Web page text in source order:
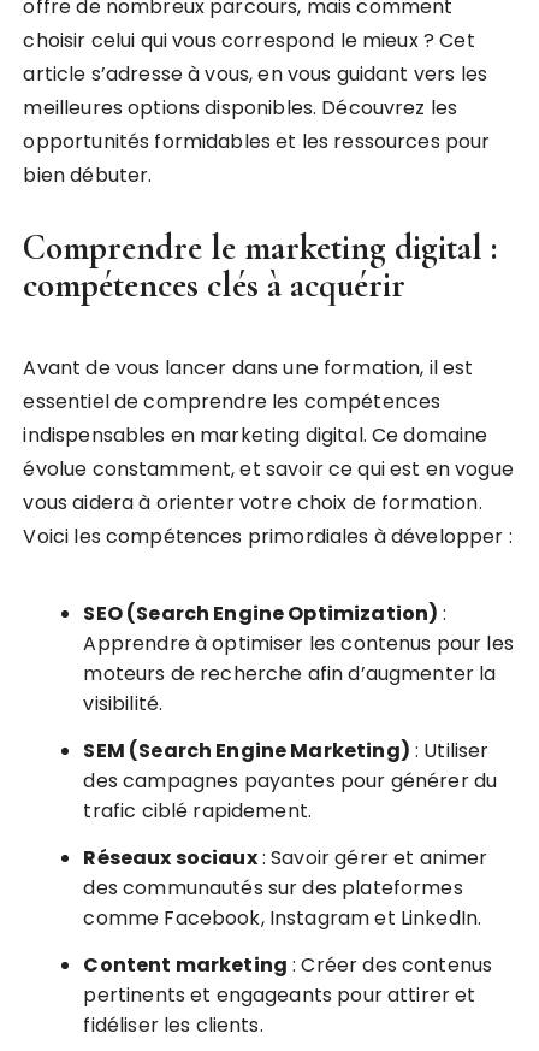
offre de nombreux parcours, mais comment
choisir celui qui vous correspond le mieux ? Cet
article s’adresse à vous, en vous guidant vers les
meilleures options disponibles. Découvrez les
opportunités formidables et les ressources pour
bien débuter.
Comprendre le marketing digital :
compétences clés à acquérir
Avant de vous lancer dans une formation, il est
essentiel de comprendre les compétences
indispensables en marketing digital. Ce domaine
évolue constamment, et savoir ce qui est en vogue
vous aidera à orienter votre choix de formation.
Voici les compétences primordiales à développer :
SEO (Search Engine Optimization) :
Apprendre à optimiser les contenus pour les
moteurs de recherche afin d’augmenter la
visibilité.
SEM (Search Engine Marketing) : Utiliser
des campagnes payantes pour générer du
trafic ciblé rapidement.
Réseaux sociaux: Savoir gérer et animer
des communautés sur des plateformes
comme Facebook, Instagram et LinkedIn.
Content marketing : Créer des contenus
pertinents et engageants pour attirer et
fidéliser les clients.